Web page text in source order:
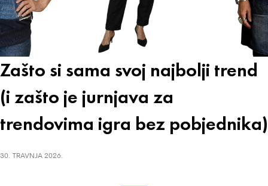
Zašto si sama svoj najbolji trend
(i zašto je jurnjava za
trendovima igra bez pobjednika)
30. TRAVNJA 2026.